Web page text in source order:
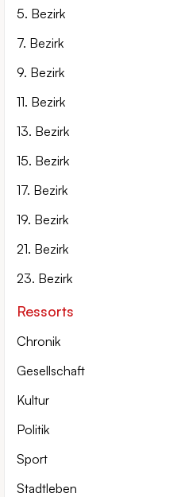
5. Bezirk
7. Bezirk
9. Bezirk
11. Bezirk
13. Bezirk
15. Bezirk
17. Bezirk
19. Bezirk
21. Bezirk
23. Bezirk
Ressorts
Chronik
Gesellschaft
Kultur
Politik
Sport
Stadtleben